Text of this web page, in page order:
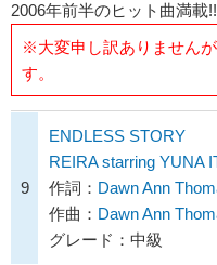
2006年前半のヒット曲満載!!
※大変申し訳ありません
す。
9
ENDLESS STORY
REIRA starring YUNA
作詞： Dawn Ann
作曲： Dawn Ann
グレード：中級